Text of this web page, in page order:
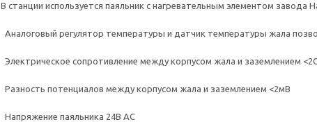
В станции используется паяльник с нагревательным элементом завода
Аналоговый регулятор температуры и датчик температуры жала
Электрическое сопротивление между корпусом жала и заземлением
Разность потенциалов между корпусом жала и заземлением <2мВ
Напряжение паяльника 24В АС